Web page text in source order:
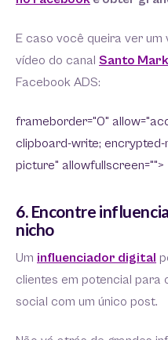
E caso você queira ver
vídeo do canal Santo
Facebook ADS:
frameborder="0"
clipboard-write;
picture" allowfullscreen="">
6. Encontre
nicho
Um influenciador digital
clientes em potencial para
social com um único post.